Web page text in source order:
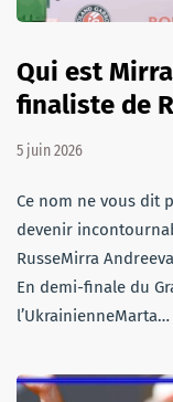
Qui est
finaliste de
5 juin 2026
Ce nom ne vous dit
devenir
RusseMirra
En demi-finale du
l’UkrainienneMarta…